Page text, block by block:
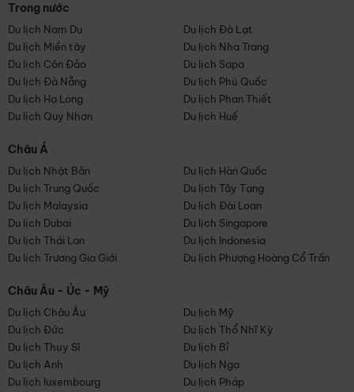
Trong nước
Du lịch Nam Du
Du lịch Đà Lạt
Du lịch Miền tây
Du lịch Nha Trang
Du lịch Côn Đảo
Du lịch Sapa
Du lịch Đà Nẵng
Du lịch Phú Quốc
Du lịch Hạ Long
Du lịch Phan Thiết
Du lịch Quy Nhơn
Du lịch Huế
Châu Á
Du lịch Nhật Bản
Du lịch Hàn Quốc
Du lịch Trung Quốc
Du lịch Tây Tạng
Du lịch Malaysia
Du lịch Đài Loan
Du lịch Dubai
Du lịch Singapore
Du lịch Thái Lan
Du lịch Indonesia
Du lịch Trương Gia Giới
Du lịch Phượng Hoàng Cổ Trấn
Châu Âu - Úc - Mỹ
Du lịch Châu Âu
Du lịch Mỹ
Du lịch Đức
Du lịch Thổ Nhĩ Kỳ
Du lịch Thụy Sĩ
Du lịch Bỉ
Du lịch Anh
Du lịch Nga
Du lịch luxembourg
Du lịch Pháp